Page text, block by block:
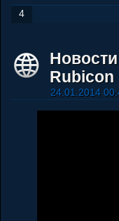
4
Rubicon
24.01.2014